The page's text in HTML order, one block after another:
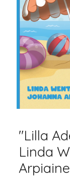
"Lilla
Linda